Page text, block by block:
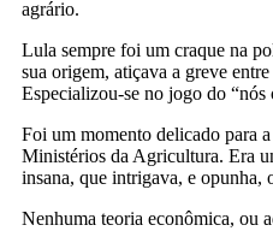
agrário.
Lula sempre foi um craque na
sua origem, atiçava a greve
Especializou-se no jogo do
Foi um momento delicado para
Ministérios da Agricultura. Era
insana, que intrigava, e opunha,
Nenhuma teoria econômica, ou